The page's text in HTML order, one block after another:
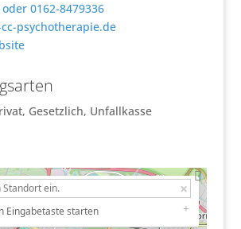
0162-8479336
psychotherapie.de
Gesetzlich, Unfallkasse
Eingabetaste starten